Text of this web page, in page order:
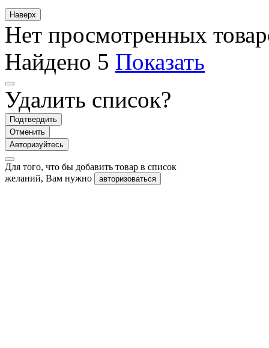
Наверх
Нет просмотренных
Найдено 5 Показать
Удалить список?
Подтвердить
Отменить
Авторизуйтесь
Для того, что бы добавить товар в список
желаний, Вам нужно
авторизоваться